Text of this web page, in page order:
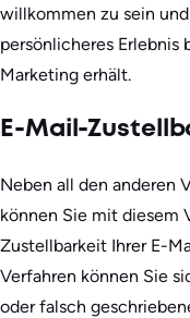
willkommen zu sein
persönlicheres Erlebnis
Marketing erhält.
E-Mail-
Neben all den anderen
können Sie mit diesem
Zustellbarkeit Ihrer E-
Verfahren können Sie
oder falsch